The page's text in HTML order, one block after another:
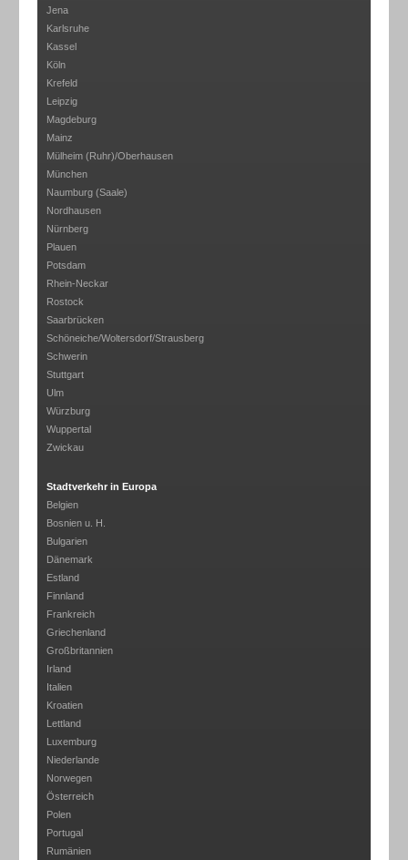
Jena
Karlsruhe
Kassel
Köln
Krefeld
Leipzig
Magdeburg
Mainz
Mülheim (Ruhr)/Oberhausen
München
Naumburg (Saale)
Nordhausen
Nürnberg
Plauen
Potsdam
Rhein-Neckar
Rostock
Saarbrücken
Schöneiche/Woltersdorf/Strausberg
Schwerin
Stuttgart
Ulm
Würzburg
Wuppertal
Zwickau
Stadtverkehr in Europa
Belgien
Bosnien u. H.
Bulgarien
Dänemark
Estland
Finnland
Frankreich
Griechenland
Großbritannien
Irland
Italien
Kroatien
Lettland
Luxemburg
Niederlande
Norwegen
Österreich
Polen
Portugal
Rumänien